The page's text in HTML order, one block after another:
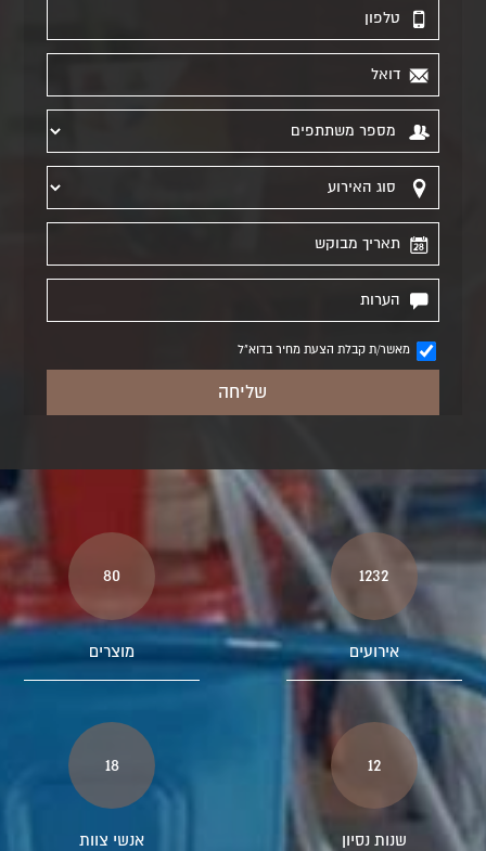
מאשר/ת קבלת הצעת מחיר בדוא"ל
1232
אירועים
80
מוצרים
12
שנות נסיון
18
אנשי צוות